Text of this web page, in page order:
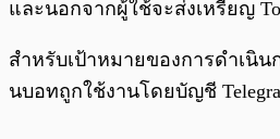
และนอกจากผู้ใช้จะส่งเหรียญ
สำหรับเป้าหมายของการดำเนิ
นบอทถูกใช้งานโดยบัญชี